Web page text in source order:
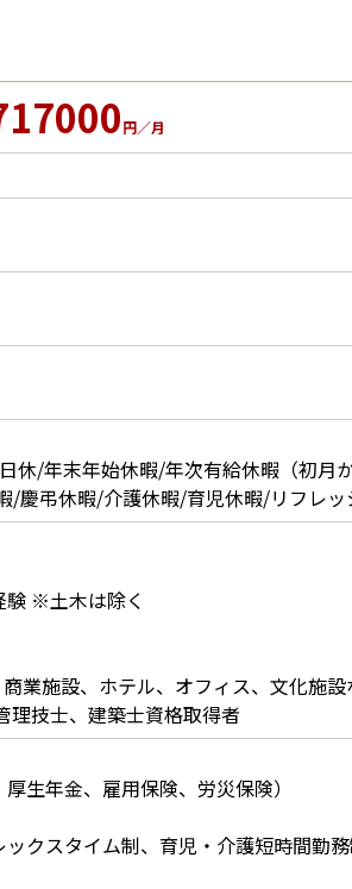
円／月
休/年末年始休暇/年次有給休暇（初
/慶弔休暇/介護休暇/育児休暇/リフレッ
験 ※土木は除く
業施設、ホテル、オフィス、文化施
理技士、建築士資格取得者
生年金、雇用保険、労災保険）
クスタイム制、育児・介護短時間勤